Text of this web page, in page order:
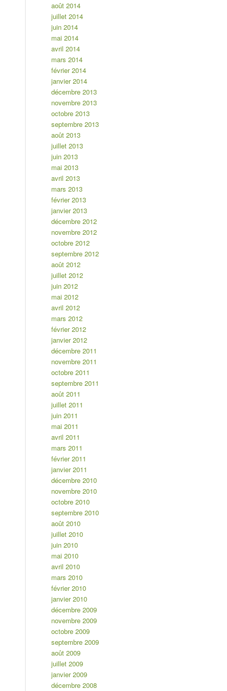
août 2014
juillet 2014
juin 2014
mai 2014
avril 2014
mars 2014
février 2014
janvier 2014
décembre 2013
novembre 2013
octobre 2013
septembre 2013
août 2013
juillet 2013
juin 2013
mai 2013
avril 2013
mars 2013
février 2013
janvier 2013
décembre 2012
novembre 2012
octobre 2012
septembre 2012
août 2012
juillet 2012
juin 2012
mai 2012
avril 2012
mars 2012
février 2012
janvier 2012
décembre 2011
novembre 2011
octobre 2011
septembre 2011
août 2011
juillet 2011
juin 2011
mai 2011
avril 2011
mars 2011
février 2011
janvier 2011
décembre 2010
novembre 2010
octobre 2010
septembre 2010
août 2010
juillet 2010
juin 2010
mai 2010
avril 2010
mars 2010
février 2010
janvier 2010
décembre 2009
novembre 2009
octobre 2009
septembre 2009
août 2009
juillet 2009
janvier 2009
décembre 2008